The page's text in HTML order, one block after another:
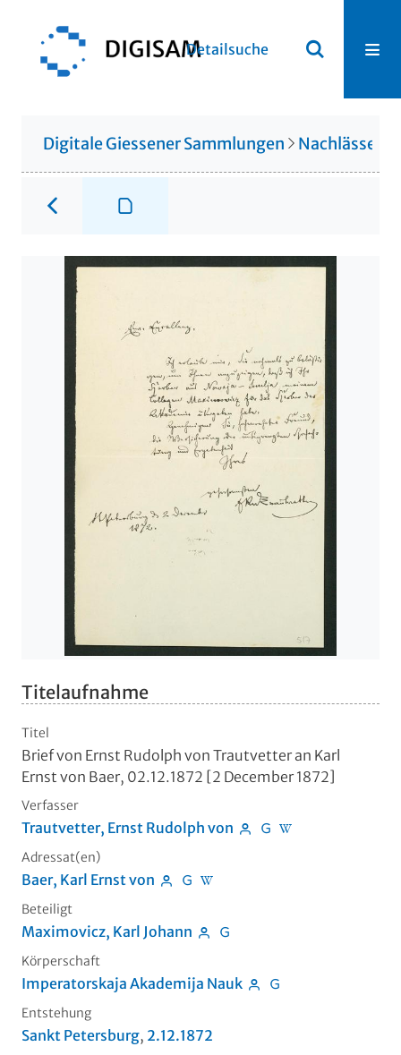
Detailsuche
Digitale Giessener Sammlungen Nachlässe
Titelaufnahme
Titel
Brief von Ernst Rudolph von Trautvetter an Karl
Ernst von Baer, 02.12.1872 [2 December 1872]
Verfasser
Trautvetter, Ernst Rudolph von
Adressat(en)
Baer, Karl Ernst von
Beteiligt
Maximovicz, Karl Johann
Körperschaft
Imperatorskaja Akademija Nauk
Entstehung
Sankt Petersburg, 2.12.1872